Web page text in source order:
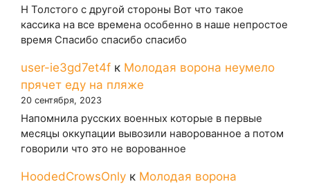
Н Толстого с другой стороны Вот что такое
кассика на все времена особенно в наше непростое
время Спасибо спасибо спасибо
user-ie3gd7et4f к Молодая ворона неумело
прячет еду на пляже
20 сентября, 2023
Напомнила русских военных которые в первые
месяцы оккупации вывозили наворованное а потом
говорили что это не ворованное
HoodedCrowsOnly к Молодая ворона